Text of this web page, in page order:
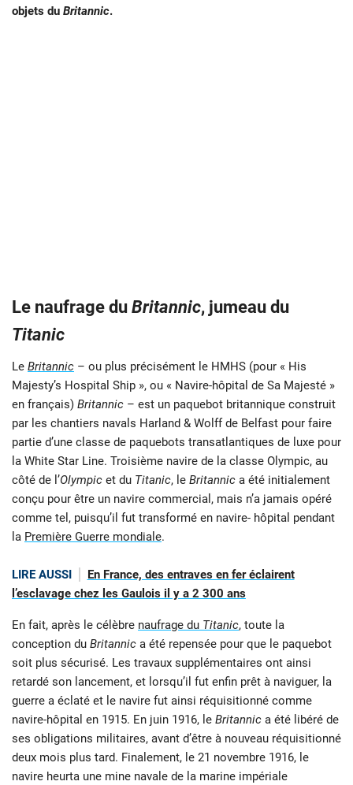
objets du Britannic.
Le naufrage du Britannic, jumeau du
Titanic
Le Britannic – ou plus précisément le HMHS (pour « His
Majesty’s Hospital Ship », ou « Navire-hôpital de Sa Majesté »
en français) Britannic – est un paquebot britannique construit
par les chantiers navals Harland & Wolff de Belfast pour faire
partie d’une classe de paquebots transatlantiques de luxe pour
la White Star Line. Troisième navire de la classe Olympic, au
côté de l’Olympic et du Titanic, le Britannic a été initialement
conçu pour être un navire commercial, mais n’a jamais opéré
comme tel, puisqu’il fut transformé en navire- hôpital pendant
la Première Guerre mondiale.
LIRE AUSSI
En France, des entraves en fer éclairent
l’esclavage chez les Gaulois il y a 2 300 ans
En fait, après le célèbre naufrage du Titanic, toute la
conception du Britannic a été repensée pour que le paquebot
soit plus sécurisé. Les travaux supplémentaires ont ainsi
retardé son lancement, et lorsqu’il fut enfin prêt à naviguer, la
guerre a éclaté et le navire fut ainsi réquisitionné comme
navire-hôpital en 1915. En juin 1916, le Britannic a été libéré de
ses obligations militaires, avant d’être à nouveau réquisitionné
deux mois plus tard. Finalement, le 21 novembre 1916, le
navire heurta une mine navale de la marine impériale